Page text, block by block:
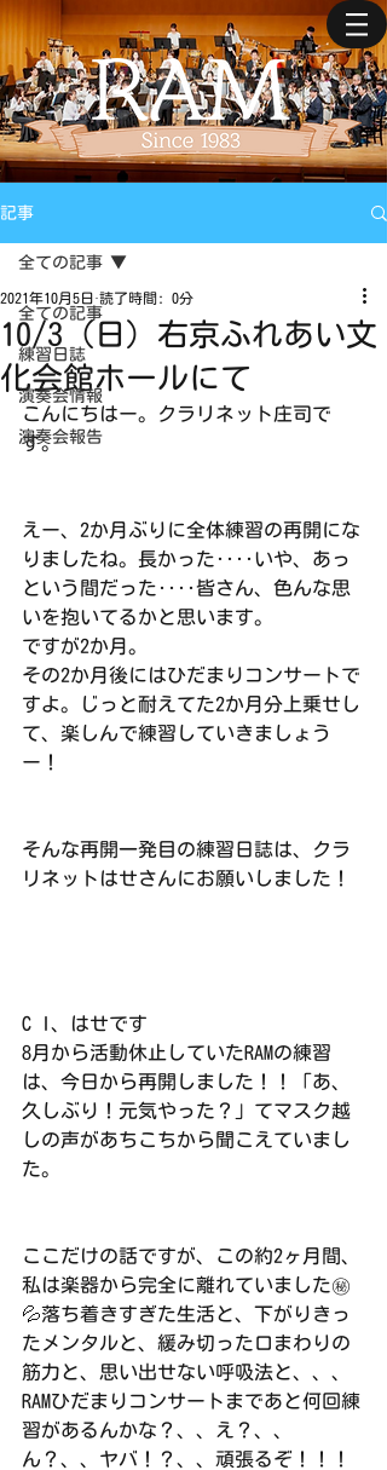
記事
全ての記事
練習日誌
演奏会情報
演奏会報告
全ての記事
10/3（日）右京ふれあい文
化会館ホールにて
2021年10月5日 読了時間: 0分
こんにちはー。クラリネット庄司で
す。
えー、2か月ぶりに全体練習の再開にな
りましたね。長かった‥‥いや、あっ
という間だった‥‥皆さん、色んな思
いを抱いてるかと思います。
ですが2か月。
その2か月後にはひだまりコンサートで
すよ。じっと耐えてた2か月分上乗せし
て、楽しんで練習していきましょう
ー！
そんな再開一発目の練習日誌は、クラ
リネットはせさんにお願いしました！
C I、はせです
8月から活動休止していたRAMの練習
は、今日から再開しました！！「あ、
久しぶり！元気やった？」てマスク越
しの声があちこちから聞こえていまし
た。
ここだけの話ですが、この約2ヶ月間、
私は楽器から完全に離れていました㊙️
💦落ち着きすぎた生活と、下がりきっ
たメンタルと、緩み切った口まわりの
筋力と、思い出せない呼吸法と、、、
RAMひだまりコンサートまであと何回練
習があるんかな？、、え？、、
ん？、、ヤバ！？、、頑張るぞ！！！